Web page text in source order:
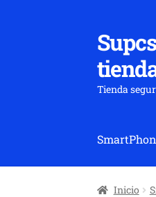
Ir
a
la
Ir
al
contenido
Tienda
Inicio